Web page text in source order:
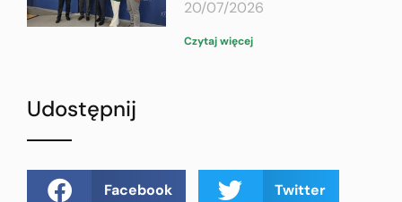
20/07/2026
Czytaj więcej
Udostępnij
Facebook Twitter